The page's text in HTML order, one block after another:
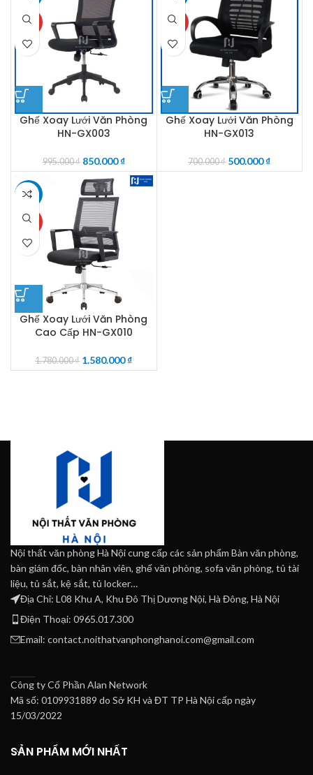
HOT
Ghế Xoay Lưới Văn Phòng
HN-GX003
995.000₫ 850.000₫
HOT
Ghế Xoay Lưới Văn Phòng
HN-GX013
700.000₫ 500.000₫
-11%
HOT
Ghế Xoay Lưới Văn Phòng
Cao Cấp HN-GX010
1.780.000₫ 1.580.000₫
Nội thất văn phòng Hà Nội cung cấp các sản phẩm Bàn văn phòng,
bàn giám đốc, bàn nhân viên, ghế văn phòng, sofa văn phòng, tủ tài
liệu, tủ sắt, kệ sắt, tủ locker…
Địa Chỉ: L08 Khu A, Khu Đô Thị Dương Nội, Hà Đông, Hà Nội
Điện Thoại: 0965.017.300
Email: contact.noithatvanphonghanoi.com@gmail.com
Công ty Cổ Phần Alan Network
Mã số: 0109931889 do Sở KH và ĐT TP Hà Nội cấp ngày
15/03/2022
SẢN PHẨM MỚI NHẤT